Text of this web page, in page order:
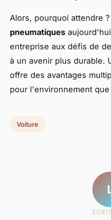
Alors, pourquoi attendre
pneumatiques
entreprise aux défis de
à un avenir plus durable.
offre des avantages
pour l'environnement
Voiture